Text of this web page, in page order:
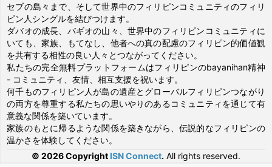
セブの島々まで、そして世界中のフィリピンコミュニティのフィリ
ピン人シングルを結びつけます。
ダバオの成長、バギオの山々、世界中のフィリピンコミュニティに
いても、家族、もてなし、他者への真の配慮のフィリピン的価値観
を共有する相性の良い人々とつながってください。
私たちの完全無料プラットフォームはフィリピンのbayanihan精神
- コミュニティ、友情、相互支援を祝います。
何千ものフィリピン人が島の遺産とグローバルフィリピンつながり
の両方を尊重する私たちの思いやりのあるコミュニティを通じて有
意義な関係を築いています。
家族のもとに帰るような関係を築きながら、伝説的なフィリピンの
温かさを体験してください。
© 2026 Copyright ISN Connect. All rights reserved.